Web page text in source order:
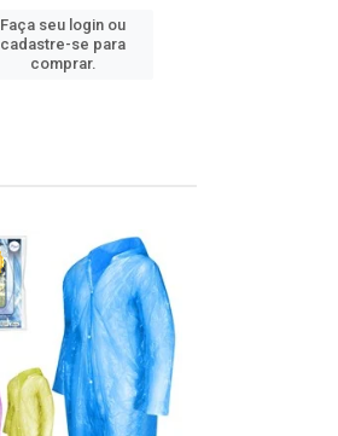
Faça seu login ou
cadastre-se para
comprar.